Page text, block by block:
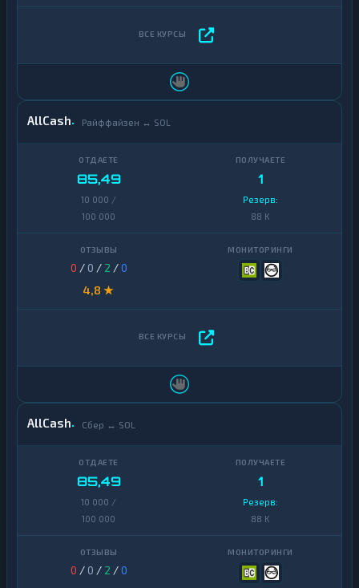
AllCash Райффайзен ↔ SOL
85,49
10 000 /
100 000
1
Резерв:
88 K
0 / 0 / 2 /0
4,8 ★
AllCash Сбер ↔ SOL
85,49
10 000 /
100 000
1
Резерв:
88 K
0 / 0 / 2 /0